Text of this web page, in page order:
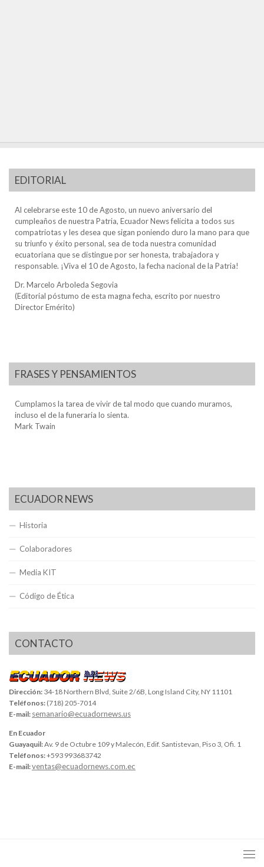
EDITORIAL
Al celebrarse este 10 de Agosto, un nuevo aniversario del
cumpleaños de nuestra Patria, Ecuador News felicita a todos sus
compatriotas y les desea que sigan poniendo duro la mano para que
su triunfo y éxito personal, sea de toda nuestra comunidad
ecuatoriana que se distingue por ser honesta, trabajadora y
responsable. ¡Viva el 10 de Agosto, la fecha nacional de la Patria!
Dr. Marcelo Arboleda Segovia
(Editorial póstumo de esta magna fecha, escrito por nuestro
Director Emérito)
FRASES Y PENSAMIENTOS
Cumplamos la tarea de vivir de tal modo que cuando muramos,
incluso el de la funeraria lo sienta.
Mark Twain
ECUADOR NEWS
Historia
Colaboradores
Media KIT
Código de Ética
CONTACTO
Dirección: 34-18 Northern Blvd, Suite 2/6B, Long Island City, NY 11101
Teléfonos: (718) 205-7014
E-mail: semanario@ecuadornews.us
En Ecuador
Guayaquil:Av. 9 de Octubre 109 y Malecón, Edif. Santistevan, Piso 3, Ofi. 1
Teléfonos:+593 993683742
E-mail:ventas@ecuadornews.com.ec